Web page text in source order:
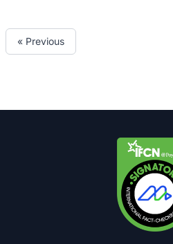
« Previous